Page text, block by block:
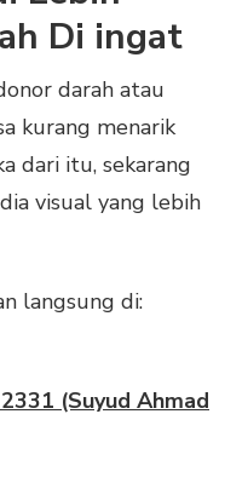
Di ingat
darah atau
kurang menarik
dari itu, sekarang
visual yang lebih
langsung di:
(Suyud Ahmad